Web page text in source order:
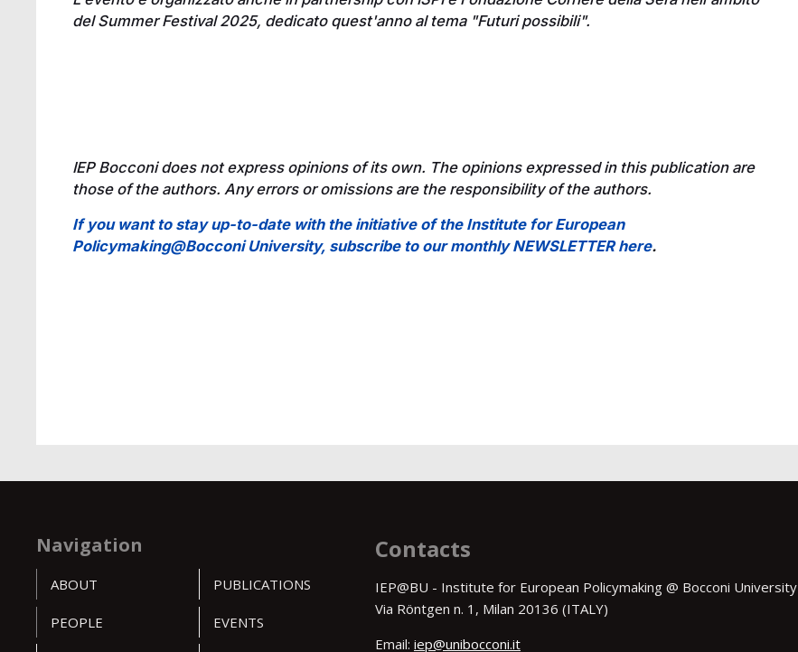
del Summer Festival 2025, dedicato quest'anno al tema "Futuri possibili".
IEP Bocconi does not express opinions of its own. The opinions expressed in this publication are
those of the authors. Any errors or omissions are the responsibility of the authors.
If you want to stay up-to-date with the initiative of the Institute for European
Policymaking@Bocconi University, subscribe to our monthly NEWSLETTER here.
Navigation
ABOUT
PEOPLE
PUBLICATIONS
EVENTS
Contacts
IEP@BU - Institute for European Policymaking @ Bocconi University
Via Röntgen n. 1, Milan 20136 (ITALY)
Email: iep@unibocconi.it